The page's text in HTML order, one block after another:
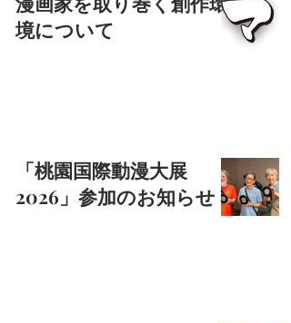
境について
「桃園国際動漫大展
2026」参加のお知らせ